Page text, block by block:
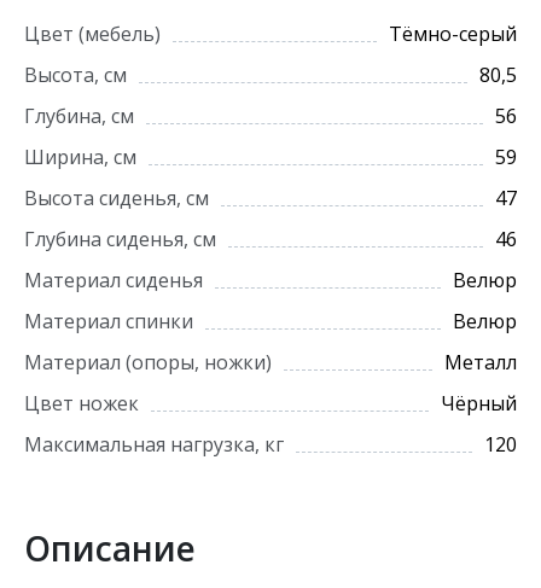
Цвет (мебель)
Тёмно-серый
Высота, см
80,5
Глубина, см
56
Ширина, см
59
Высота сиденья, см
47
Глубина сиденья, см
46
Материал сиденья
Велюр
Материал спинки
Велюр
Материал (опоры, ножки)
Металл
Цвет ножек
Чёрный
Максимальная нагрузка, кг
120
Описание